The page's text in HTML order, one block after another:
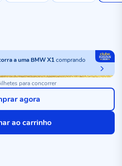
a uma BMW X1comprando
para concorrer
ao carrinho
agora